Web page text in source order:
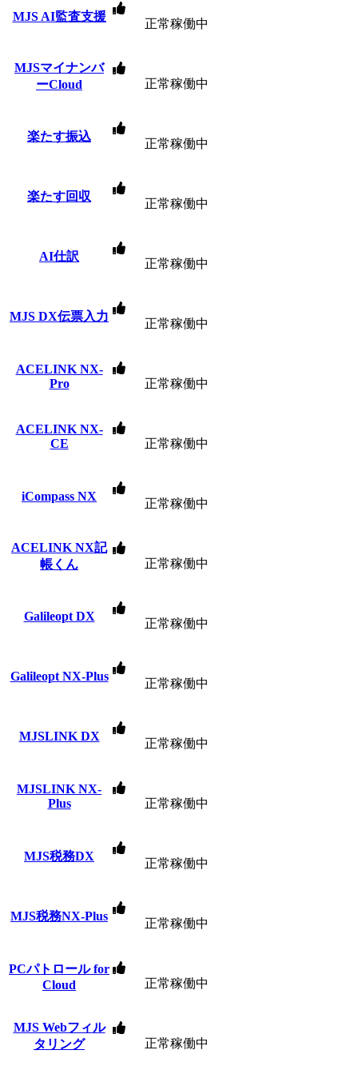
MJS AI監査支援
正常稼働中
MJSマイナンバ
ーCloud
正常稼働中
楽たす振込
正常稼働中
楽たす回収
正常稼働中
AI仕訳
正常稼働中
MJS DX伝票入力
正常稼働中
ACELINK NX-
Pro
正常稼働中
ACELINK NX-
CE
正常稼働中
iCompass NX
正常稼働中
ACELINK NX記
帳くん
正常稼働中
Galileopt DX
正常稼働中
Galileopt NX-Plus
正常稼働中
MJSLINK DX
正常稼働中
MJSLINK NX-
Plus
正常稼働中
MJS税務DX
正常稼働中
MJS税務NX-Plus
正常稼働中
PCパトロール for
Cloud
正常稼働中
MJS Webフィル
タリング
正常稼働中